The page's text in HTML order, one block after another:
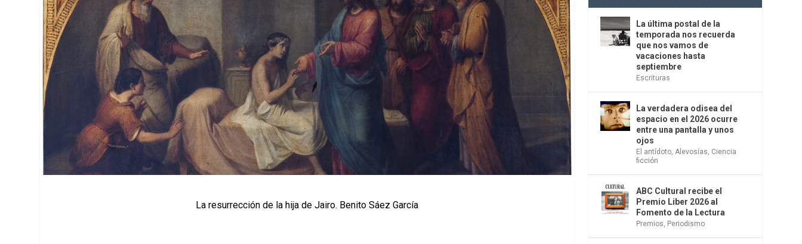
La resurrección de la hija de Jairo. Benito Sáez García
La última postal de la
temporada nos recuerda
que nos vamos de
vacaciones hasta
septiembre
Escrituras
La verdadera odisea del
espacio en el 2026 ocurre
entre una pantalla y unos
ojos
El antídoto Alevosías Ciencia
ficción
ABC Cultural recibe el
Premio Liber 2026 al
Fomento de la Lectura
Premios Periodismo